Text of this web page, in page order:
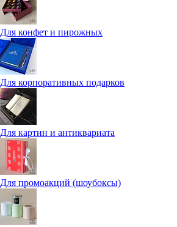
Для конфет и пирожных
Для корпоративных подарков
Для картин и антиквариата
Для промоакций (шоубоксы)